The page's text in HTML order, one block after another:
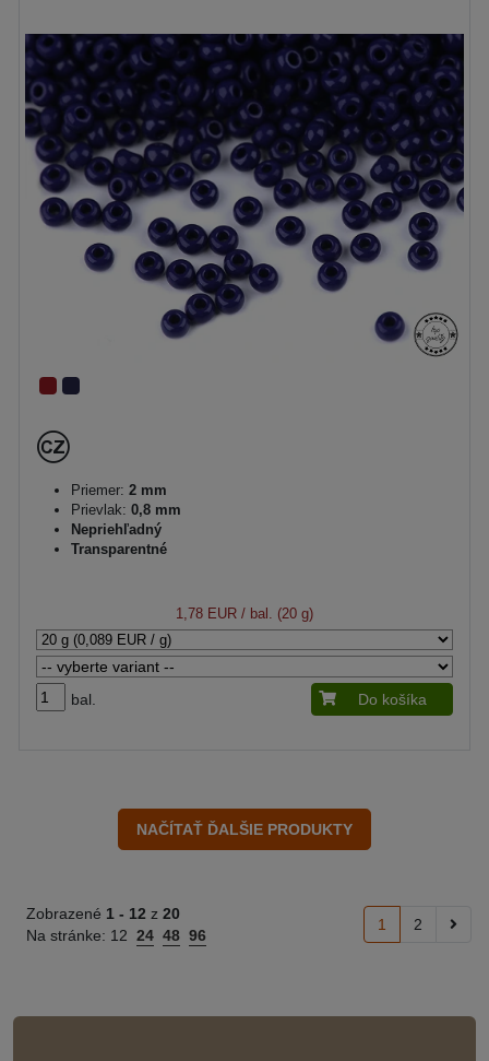
Priemer: 2 mm
Prievlak: 0,8 mm
Nepriehľadný
Transparentné
1,78 EUR / bal. (20 g)
bal. Do košíka
Zobrazené 1 - 12 z 20
Na stránke: 12 24 48 96
1 2